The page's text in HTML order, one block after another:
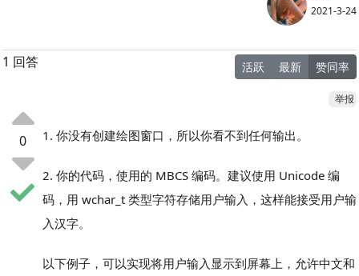
2021-3-24
1 回答 活跃 最新 赞同率
举报
0 1. 你没有创建绘图窗口，所以你看不到任何输出。
2. 你的代码，使用的 MBCS 编码。建议使用 Unicode 编
码，用 wchar_t 类型字符存储用户输入，这样能接受用户输
入汉字。
以下例子，可以实现将用户输入显示到屏幕上，允许中文和